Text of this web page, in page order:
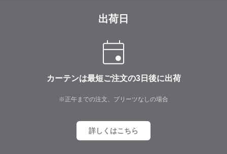
出荷日
カーテンは最短ご注文の3日後に出荷
※正午までの注文、プリーツなしの場合
詳しくはこちら